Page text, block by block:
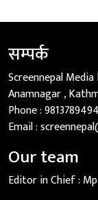
सम्पर्क
Screennepal
Anamnagar ,
Phone :9813789494
Email :
Our team
Editor in Chief :